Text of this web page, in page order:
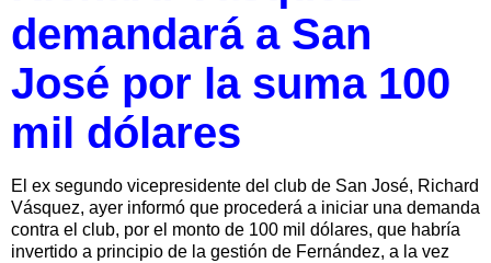
demandará a San
José por la suma 100
mil dólares
El ex segundo vicepresidente del club de San José, Richard
Vásquez, ayer informó que procederá a iniciar una demanda
contra el club, por el monto de 100 mil dólares, que habría
invertido a principio de la gestión de Fernández, a la vez